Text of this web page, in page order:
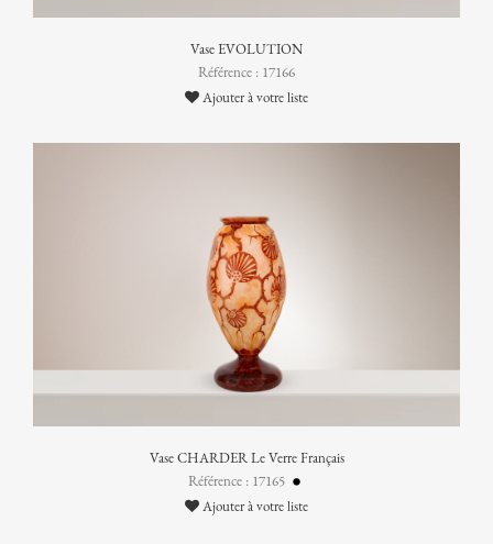
Vase EVOLUTION
Référence : 17166
Ajouter à votre liste
Vase CHARDER Le Verre Français
Référence : 17165
Ajouter à votre liste